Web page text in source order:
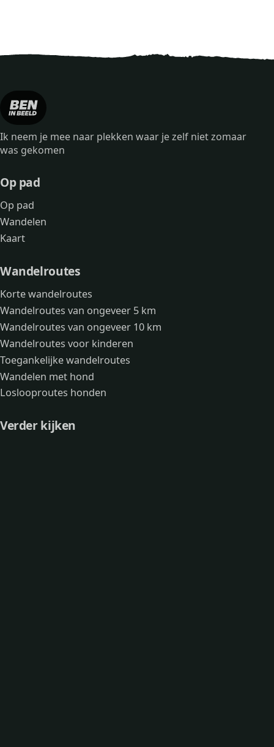
Ik neem je mee naar plekken waar je zelf niet zomaar
was gekomen
Op pad
Op pad
Wandelen
Kaart
Wandelroutes
Korte wandelroutes
Wandelroutes van ongeveer 5 km
Wandelroutes van ongeveer 10 km
Wandelroutes voor kinderen
Toegankelijke wandelroutes
Wandelen met hond
Loslooproutes honden
Verder kijken